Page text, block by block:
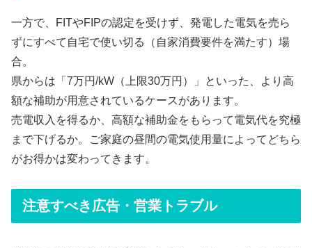
一方で、FITやFIPの認定を受けず、発電した電気を売ら
ずにすべて自宅で使い切る（自家消費要件を満たす）場
合。
県からは「7万円/kW（上限30万円）」といった、より高
額な補助が用意されているケースがあります。
売電収入を得るか、高額な補助金をもらって電気代を究極
まで下げるか。ご家庭の昼間の電気使用量によってどちら
がお得かは変わってきます。
注意すべき広告・営業トラブル